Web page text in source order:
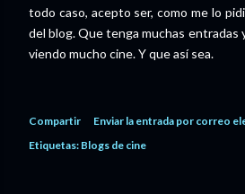
todo caso, acepto ser, como me lo
del blog. Que tenga muchas entradas
viendo mucho cine. Y que así sea.
Compartir
Enviar la entrada por correo
Etiquetas: Blogs de cine